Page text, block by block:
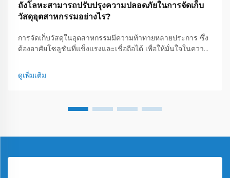
ถังโลหะสามารถปรับปรุงความปลอดภัยในการจัดเก็บ
วัสดุอุตสาหกรรมอย่างไร?
การจัดเก็บวัสดุในอุตสาหกรรมมีความท้าทายหลายประการ ซึ่ง
ต้องอาศัยโซลูชันที่แข็งแรงและเชื่อถือได้ เพื่อให้มั่นใจในความ
ดำเนินงาน หนึ่งในตัวเลือกการจัดเก็บที่มีอยู่ ถังโลหะได้กลายมา
เป็นองค์ประกอบหลักของระบบที่ปลอดภัย...
ดูเพิ่มเติม